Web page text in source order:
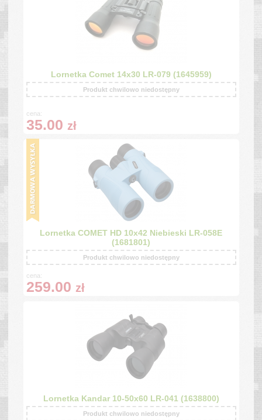
Lornetka Comet 14x30 LR-079 (1645959)
Produkt chwilowo niedostępny
cena:
35.00 zł
Lornetka COMET HD 10x42 Niebieski LR-058E
(1681801)
Produkt chwilowo niedostępny
cena:
259.00 zł
Lornetka Kandar 10-50x60 LR-041 (1638800)
Produkt chwilowo niedostępny